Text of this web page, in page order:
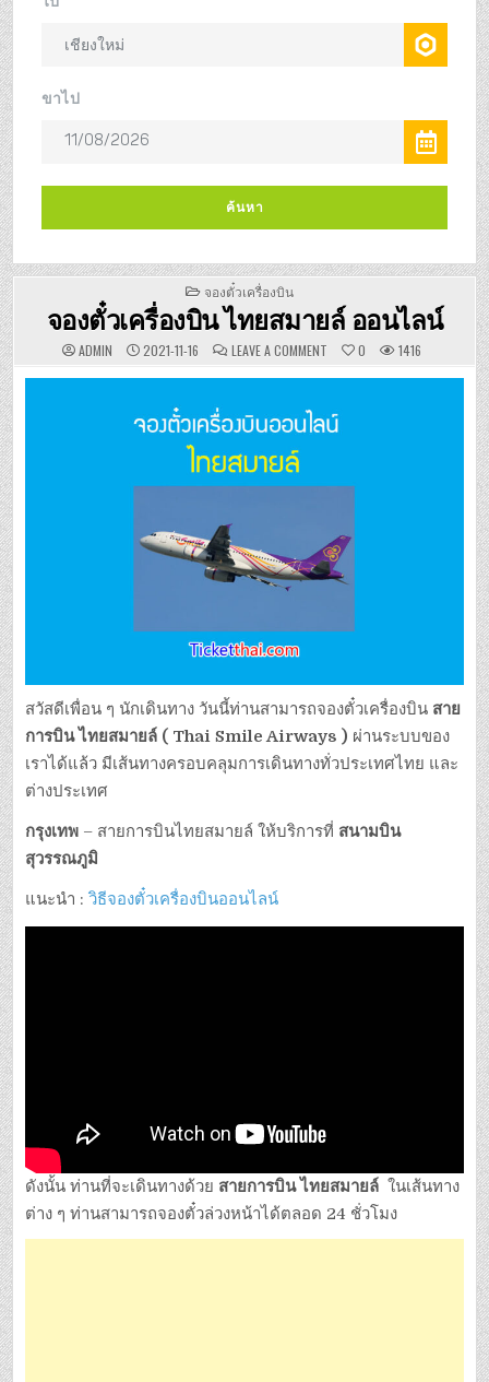
POSTED
IN
จองตั๋วเครื่องบิน
จองตั๋วเครื่องบิน ไทยสมายล์ ออนไลน์
ADMIN 2021-11-16 LEAVE A COMMENTON
จอง
ตั๋ว
ไทย
สมา
0 1416
สวัสดีเพื่อน ๆ นักเดินทาง วันนี้ท่านสามารถจองตั๋วเครื่องบิน สาย
การบิน ไทยสมายล์ ( Thai Smile Airways ) ผ่านระบบของ
เราได้แล้ว มีเส้นทางครอบคลุมการเดินทางทั่วประเทศไทย และ
ต่างประเทศ
กรุงเทพ – สายการบินไทยสมายล์ ให้บริการที่ สนามบิน
สุวรรณภูมิ
แนะนำ :วิธีจองตั๋วเครื่องบินออนไลน์
ดังนั้น ท่านที่จะเดินทางด้วย สายการบินไทยสมายล์ ในเส้นทาง
ต่าง ๆ ท่านสามารถจองตั๋วล่วงหน้าได้ตลอด 24 ชั่วโมง